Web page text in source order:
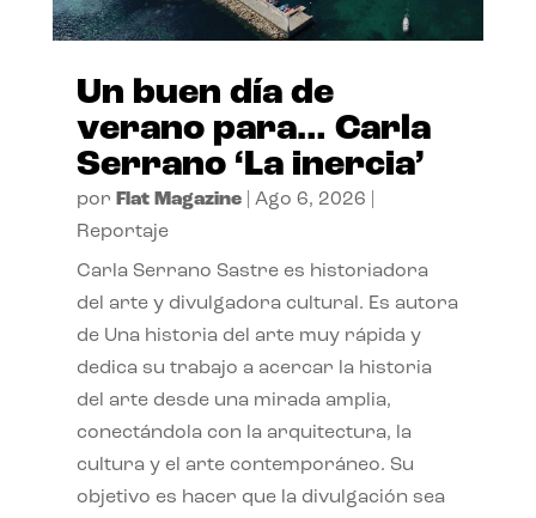
Un buen día de
verano para… Carla
Serrano ‘La inercia’
por Flat Magazine| Ago 6, 2026
Reportaje
Carla Serrano Sastre es historiadora
del arte y divulgadora cultural. Es autora
de Una historia del arte muy rápida y
dedica su trabajo a acercar la historia
del arte desde una mirada amplia,
conectándola con la arquitectura, la
cultura y el arte contemporáneo. Su
objetivo es hacer que la divulgación sea